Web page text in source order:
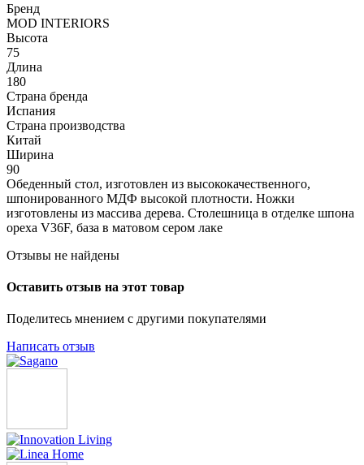
Бренд
MOD INTERIORS
Высота
75
Длина
180
Страна бренда
Испания
Страна производства
Китай
Ширина
90
Обеденный стол, изготовлен из высококачественного,
шпонированного МДФ высокой плотности. Ножки
изготовлены из массива дерева. Столешница в отделке шпона
ореха V36F, база в матовом сером лаке
Отзывы не найдены
Оставить отзыв на этот товар
Поделитесь мнением с другими покупателями
Написать отзыв